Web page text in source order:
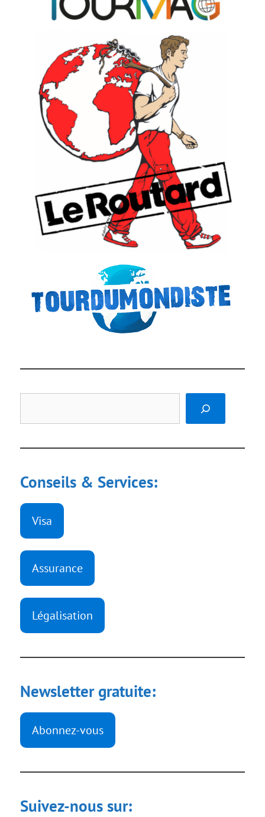
Conseils & Services:
Visa
Assurance
Légalisation
Newsletter gratuite:
Abonnez-vous
Suivez-nous sur: